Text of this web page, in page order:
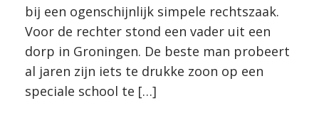
bij een ogenschijnlijk simpele rechtszaak.
Voor de rechter stond een vader uit een
dorp in Groningen. De beste man probeert
al jaren zijn iets te drukke zoon op een
speciale school te […]